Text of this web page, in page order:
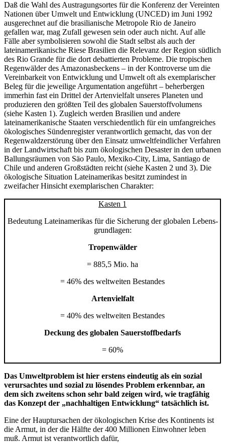
Daß die Wahl des Austragungsortes für die Konferenz der Vereinten
Nationen über Umwelt und Entwicklung (UNCED) im Juni 1992
ausgerechnet auf die brasilianische Metropole Rio de Janeiro
gefallen war, mag Zufall gewesen sein oder auch nicht. Auf alle
Fälle aber symbolisieren sowohl die Stadt selbst als auch der
lateinamerikanische Riese Brasilien die Relevanz der Region südlich
des Rio Grande für die dort debattierten Probleme. Die tropischen
Regenwälder des Amazonasbeckens – in der Kontroverse um die
Vereinbarkeit von Entwicklung und Umwelt oft als exemplarischer
Beleg für die jeweilige Argumentation angeführt – beherbergen
immerhin fast ein Drittel der Artenvielfalt unseres Planeten und
produzieren den größten Teil des globalen Sauerstoffvolumens
(siehe Kasten 1). Zugleich werden Brasilien und andere
lateinamerikanische Staaten verschiedentlich für ein umfangreiches
ökologisches Sündenregister verantwortlich gemacht, das von der
Regenwaldzerstörung über den Einsatz umweltfeindlicher Verfahren
in der Landwirtschaft bis zum ökologischen Desaster in den urbanen
Ballungsräumen von Säo Paulo, Mexiko-City, Lima, Santiago de
Chile und anderen Großstädten reicht (siehe Kasten 2 und 3). Die
ökologische Situation Lateinamerikas besitzt zumindest in
zweifacher Hinsicht exemplarischen Charakter:
Kasten 1
Bedeutung Lateinamerikas für die Sicherung der globalen Lebens­
grundlagen:
Tropenwälder
= 885,5 Mio. ha
= 46% des welt­weiten Bestandes
Artenvielfalt
= 40% des weltweiten Bestandes
Deckung des globalen Sauerstoffbe­darfs
= 60%
Das Umweltproblem ist hier erstens eindeutig als ein sozial
verursachtes und sozial zu lösendes Problem erkennbar, an
dem sich zweitens schon sehr bald zeigen wird, wie tragfähig
das Konzept der „nachhaltigen Entwicklung“ tatsächlich ist.
Eine der Hauptursachen der ökologischen Krise des Kontinents ist
die Armut, in der die Hälfte der 400 Millionen Einwohner leben
muß. Armut ist verantwortlich dafür,